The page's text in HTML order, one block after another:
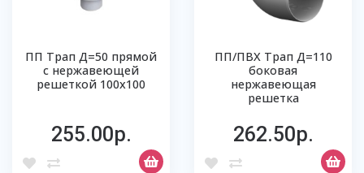
ПП Трап Д=50 прямой
с нержавеющей
решеткой 100х100
255.00р.
ПП/ПВХ Трап Д=110
боковая
нержавеющая
решетка
262.50р.